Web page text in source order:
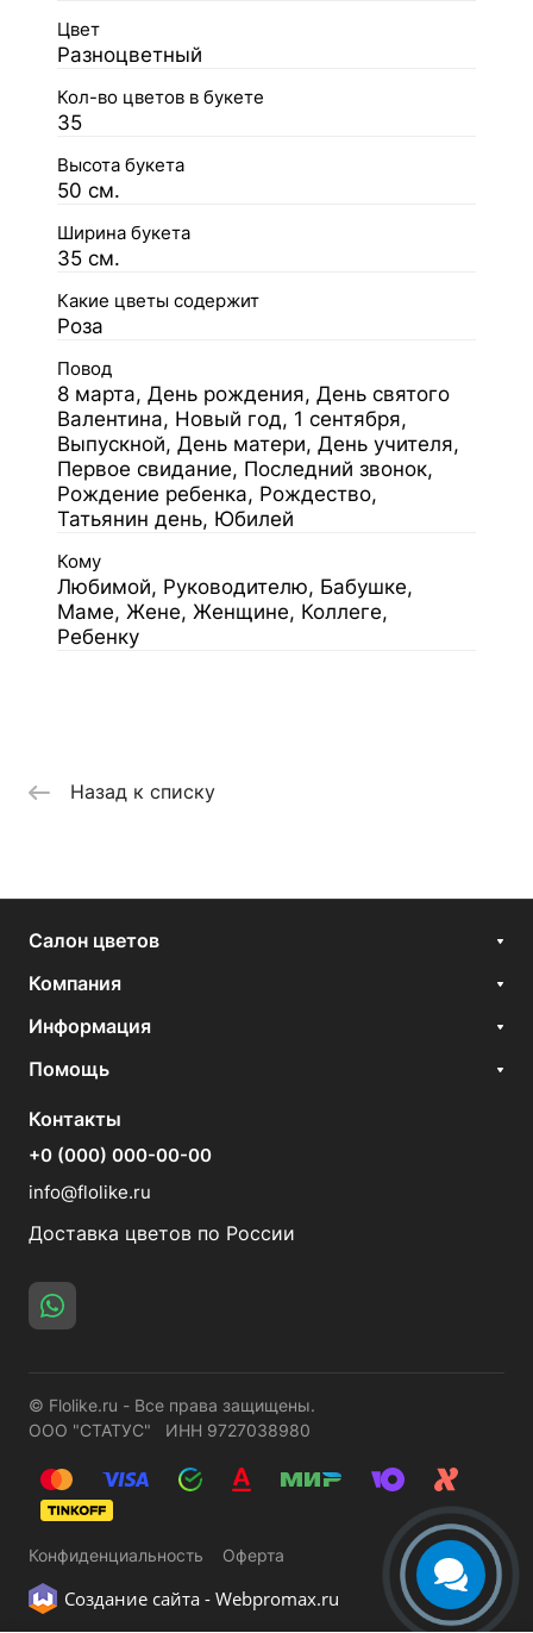
Цвет
Разноцветный
Кол-во цветов в букете
35
Высота букета
50 см.
Ширина букета
35 см.
Какие цветы содержит
Роза
Повод
8 марта, День рождения, День святого
Валентина, Новый год, 1 сентября,
Выпускной, День матери, День учителя,
Первое свидание, Последний звонок,
Рождение ребенка, Рождество,
Татьянин день, Юбилей
Кому
Любимой, Руководителю, Бабушке,
Маме, Жене, Женщине, Коллеге,
Ребенку
Назад к списку
Салон цветов
Компания
Информация
Помощь
Контакты
+0 (000) 000-00-00
info@flolike.ru
Доставка цветов по России
© Flolike.ru - Все права защищены.
ООО "СТАТУС" ИНН 9727038980
Конфиденциальность Оферта
Создание сайта - Webpromax.ru